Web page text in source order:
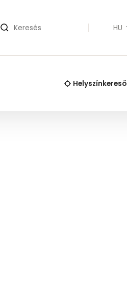
Keresés HU
Helyszínkereső